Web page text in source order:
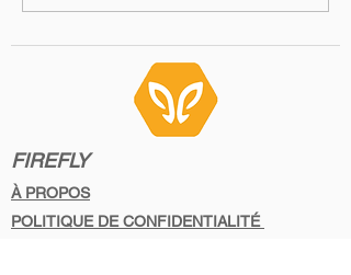
FIREFLY
À PROPOS
POLITIQUE DE CONFIDENTIALITÉ